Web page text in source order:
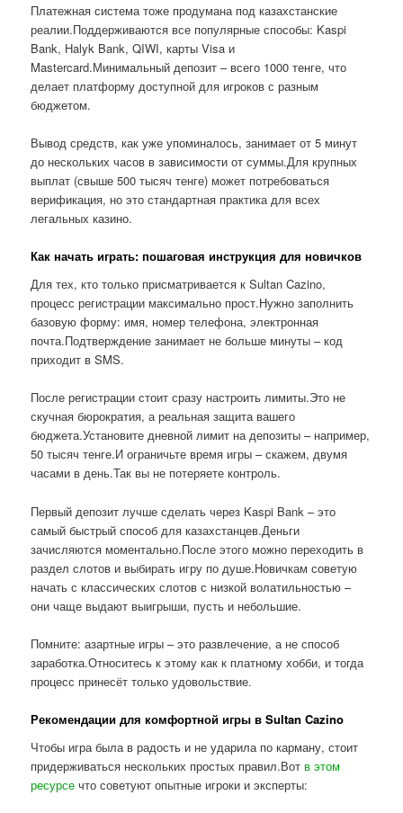
Платежная система тоже продумана под казахстанские
реалии.Поддерживаются все популярные способы: Kaspi
Bank, Halyk Bank, QIWI, карты Visa и
Mastercard.Минимальный депозит – всего 1000 тенге, что
делает платформу доступной для игроков с разным
бюджетом.
Вывод средств, как уже упоминалось, занимает от 5 минут
до нескольких часов в зависимости от суммы.Для крупных
выплат (свыше 500 тысяч тенге) может потребоваться
верификация, но это стандартная практика для всех
легальных казино.
Как начать играть: пошаговая инструкция для новичков
Для тех, кто только присматривается к Sultan Cazino,
процесс регистрации максимально прост.Нужно заполнить
базовую форму: имя, номер телефона, электронная
почта.Подтверждение занимает не больше минуты – код
приходит в SMS.
После регистрации стоит сразу настроить лимиты.Это не
скучная бюрократия, а реальная защита вашего
бюджета.Установите дневной лимит на депозиты – например,
50 тысяч тенге.И ограничьте время игры – скажем, двумя
часами в день.Так вы не потеряете контроль.
Первый депозит лучше сделать через Kaspi Bank – это
самый быстрый способ для казахстанцев.Деньги
зачисляются моментально.После этого можно переходить в
раздел слотов и выбирать игру по душе.Новичкам советую
начать с классических слотов с низкой волатильностью –
они чаще выдают выигрыши, пусть и небольшие.
Помните: азартные игры – это развлечение, а не способ
заработка.Относитесь к этому как к платному хобби, и тогда
процесс принесёт только удовольствие.
Рекомендации для комфортной игры в Sultan Cazino
Чтобы игра была в радость и не ударила по карману, стоит
придерживаться нескольких простых правил.Вотв этом
ресурсе что советуют опытные игроки и эксперты: